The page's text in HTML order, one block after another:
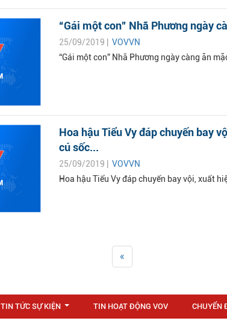
“Gái một con” Nhã Phương ngày
25/09/2019 | VOVVN
“Gái một con” Nhã Phương ngày càng ăn
Hoa hậu Tiểu Vy đáp chuyến bay
cú sốc...
25/09/2019 | VOVVN
Hoa hậu Tiểu Vy đáp chuyến bay vội, xuất
«
TIN TỨC SỰ KIỆN TIN HOẠT ĐỘNG VOV CHUYỂN